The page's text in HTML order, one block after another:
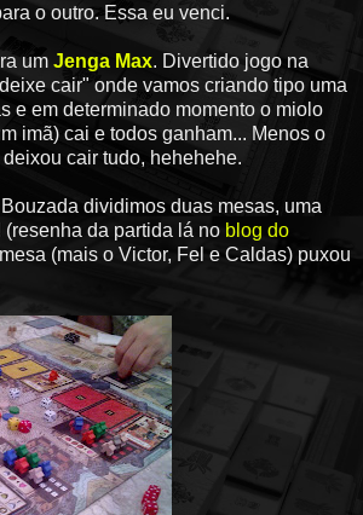
o outro. Essa eu venci.
um Jenga Max. Divertido jogo na
cair" onde vamos criando tipo uma
e em determinado momento o miolo
imã) cai e todos ganham... Menos o
cair tudo, hehehehe.
dividimos duas mesas, uma
(resenha da partida lá no blog do
(mais o Victor, Fel e Caldas) puxou